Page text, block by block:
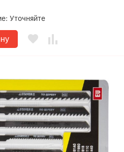
Уточняйте